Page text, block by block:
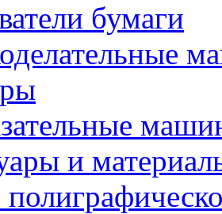
бумаги
и